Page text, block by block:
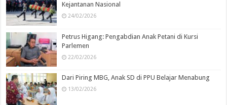
Kejantanan Nasional
24/02/2026
Petrus Higang: Pengabdian Anak Petani di Kursi
Parlemen
22/02/2026
Dari Piring MBG, Anak SD di PPU Belajar Menabung
13/02/2026